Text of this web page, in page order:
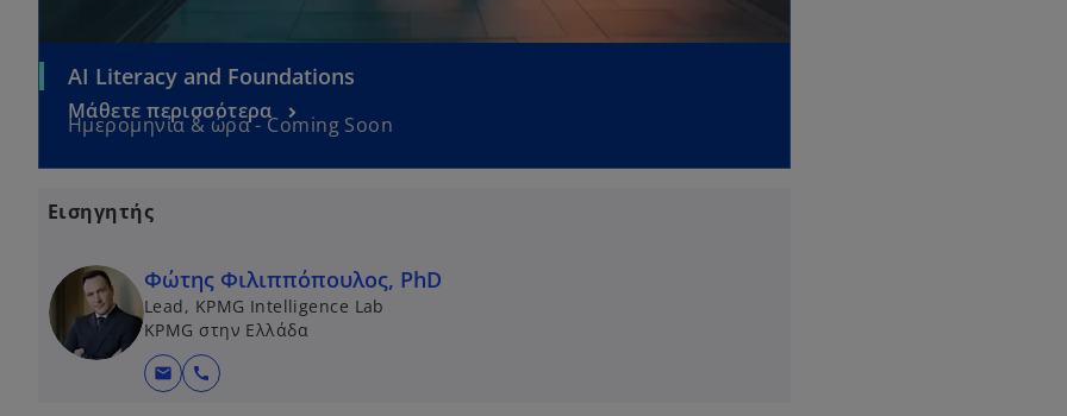
AI Literacy and Foundations
Ημερομηνία & ώρα - Coming Soon
Μάθετε περισσότερα
Εισηγητής
Φώτης Φιλιππόπουλος, PhD
Lead, KPMG Intelligence Lab
KPMG στην Ελλάδα
mail call